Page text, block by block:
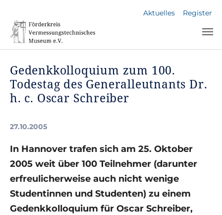
Aktuelles Register
Gedenkkolloquium zum 100.
Todestag des Generalleutnants Dr.
h. c. Oscar Schreiber
27.10.2005
In Hannover trafen sich am 25. Oktober
2005 weit über 100 Teilnehmer (darunter
erfreulicherweise auch nicht wenige
Studentinnen und Studenten) zu einem
Gedenkkolloquium für Oscar Schreiber,